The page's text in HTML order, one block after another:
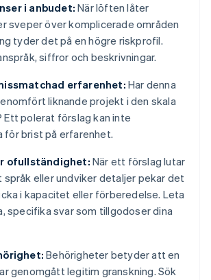
i anbudet: När löften låter
sveper över komplicerade områden
tyder det på en högre riskprofil.
siffror och beskrivningar.
erfarenhet: Har denna
liknande projekt i den skala
Ett polerat förslag kan inte
för brist på erfarenhet.
ofullständighet: När ett förslag lutar
språk eller undviker detaljer pekar det
i kapacitet eller förberedelse. Leta
specifika svar som tillgodoser dina
Behörigheter betyder att en
genomgått legitim granskning. Sök